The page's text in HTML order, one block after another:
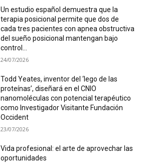
Un estudio español demuestra que la
terapia posicional permite que dos de
cada tres pacientes con apnea obstructiva
del sueño posicional mantengan bajo
control...
24/07/2026
Todd Yeates, inventor del ‘lego de las
proteínas’, diseñará en el CNIO
nanomoléculas con potencial terapéutico
como Investigador Visitante Fundación
Occident
23/07/2026
Vida profesional: el arte de aprovechar las
oportunidades